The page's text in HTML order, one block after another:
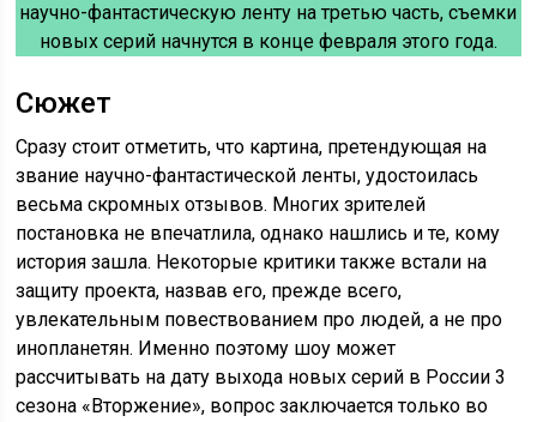
научно-фантастическую ленту на третью часть, съемки
новых серий начнутся в конце февраля этого года.
Сюжет
Сразу стоит отметить, что картина, претендующая на
звание научно-фантастической ленты, удостоилась
весьма скромных отзывов. Многих зрителей
постановка не впечатлила, однако нашлись и те, кому
история зашла. Некоторые критики также встали на
защиту проекта, назвав его, прежде всего,
увлекательным повествованием про людей, а не про
инопланетян. Именно поэтому шоу может
рассчитывать на дату выхода новых серий в России 3
сезона «Вторжение», вопрос заключается только во